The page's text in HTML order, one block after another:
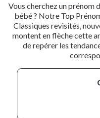
Vous cherchez un prénom
bébé ? Notre Top
Classiques revisités,
montent en flèche cette
de repérer les